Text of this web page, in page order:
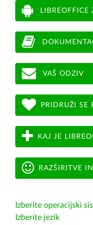
VAŠ ODZIV
PRIDRUŽI SE
KAJ JE
RAZŠIRITVE
Izberite operacijski
Izberite jezik